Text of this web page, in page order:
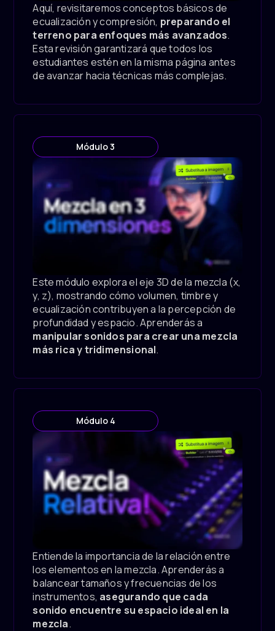
Aquí, revisitaremos conceptos básicos de
ecualización y compresión, preparando el
terreno para enfoques más avanzados.
Esta revisión garantizará que todos los
estudiantes estén en la misma página antes
de avanzar hacia técnicas más complejas.
Módulo 3
Este módulo explora el eje 3D de la mezcla (x,
y, z), mostrando cómo volumen, timbre y
ecualización contribuyen a la percepción de
profundidad y espacio. Aprenderás a
manipular sonidos para crear una mezcla
más rica y tridimensional.
Módulo 4
Entiende la importancia de la relación entre
los elementos en la mezcla. Aprenderás a
balancear tamaños y frecuencias de los
instrumentos, asegurando que cada
sonido encuentre su espacio ideal en la
mezcla.